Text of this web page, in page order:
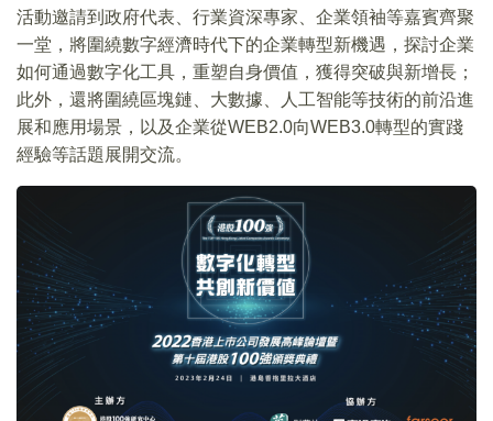
活動邀請到政府代表、行業資深專家、企業領袖等嘉賓齊聚
一堂，將圍繞數字經濟時代下的企業轉型新機遇，探討企業
如何通過數字化工具，重塑自身價值，獲得突破與新增長；
此外，還將圍繞區塊鏈、大數據、人工智能等技術的前沿進
展和應用場景，以及企業從WEB2.0向WEB3.0轉型的實踐
經驗等話題展開交流。